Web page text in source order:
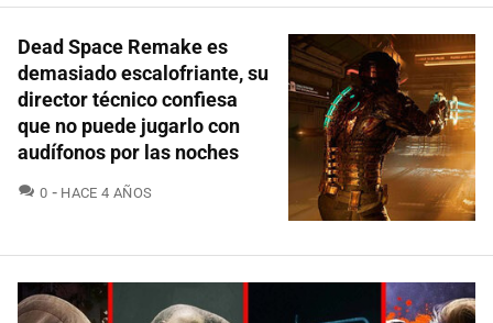
Dead Space Remake es
demasiado escalofriante, su
director técnico confiesa
que no puede jugarlo con
audífonos por las noches
0 COMENTARIOS
HACE 4 AÑOS